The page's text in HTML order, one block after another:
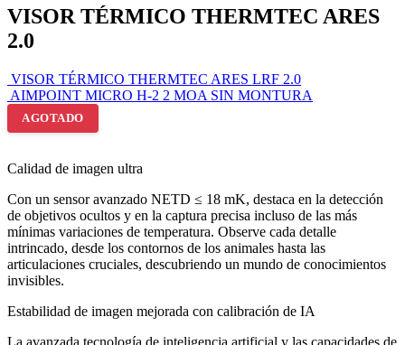
VISOR TÉRMICO THERMTEC ARES
2.0
VISOR TÉRMICO THERMTEC ARES LRF 2.0
AIMPOINT MICRO H-2 2 MOA SIN MONTURA
AGOTADO
Calidad de imagen ultra
Con un sensor avanzado NETD ≤ 18 mK, destaca en la detección
de objetivos ocultos y en la captura precisa incluso de las más
mínimas variaciones de temperatura. Observe cada detalle
intrincado, desde los contornos de los animales hasta las
articulaciones cruciales, descubriendo un mundo de conocimientos
invisibles.
Estabilidad de imagen mejorada con calibración de IA
La avanzada tecnología de inteligencia artificial y las capacidades de